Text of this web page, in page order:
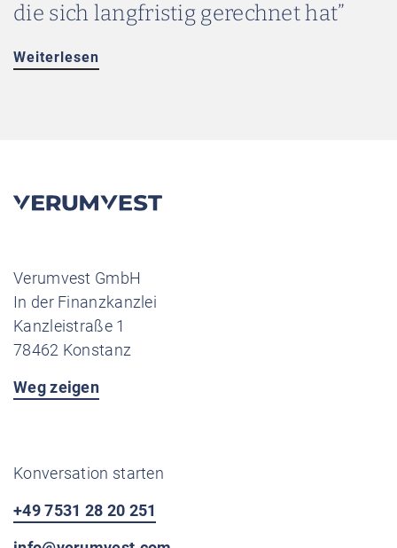
die sich langfristig gerechnet hat”
Weiterlesen
Verumvest GmbH
In der Finanzkanzlei
Kanzleistraße 1
78462 Konstanz
Weg zeigen
Konversation starten
+49 7531 28 20 251